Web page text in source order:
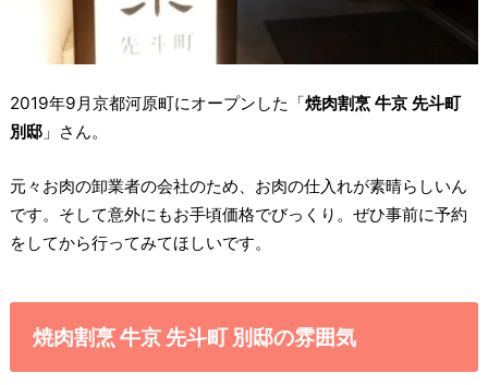
2019年9月京都河原町にオープンした「焼肉割烹 牛京 先斗町
別邸」さん。
元々お肉の卸業者の会社のため、お肉の仕入れが素晴らしいん
です。そして意外にもお手頃価格でびっくり。ぜひ事前に予約
をしてから行ってみてほしいです。
焼肉割烹 牛京 先斗町 別邸の雰囲気